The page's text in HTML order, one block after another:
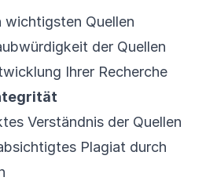
wichtigsten Quellen
der Quellen
Ihrer Recherche
Verständnis der Quellen
Plagiat durch